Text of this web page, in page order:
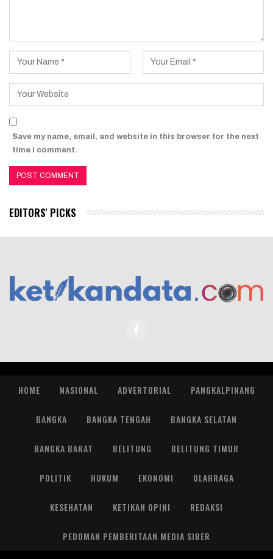
Save my name, email, and website in this browser for the next
time I comment.
EDITORS' PICKS
HOME NASIONAL ADVERTORIAL PANGKALPINANG
BANGKA BANGKA TENGAH BANGKA SELATAN
BANGKA BARAT BELITUNG BELITUNG TIMUR
POLITIK HUKUM EKONOMI OLAHRAGA
KESEHATAN KETIKAN OPINI REDAKSI
PEDOMAN PEMBERITAAN MEDIA SIBER